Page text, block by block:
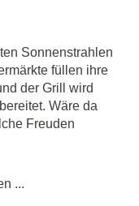
Sonnenstrahlen
füllen ihre
der Grill wird
Wäre da
Freuden
...